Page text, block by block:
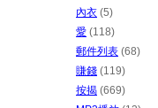
內衣 (5)
愛 (118)
郵件列表 (68)
賺錢 (119)
按揭 (669)